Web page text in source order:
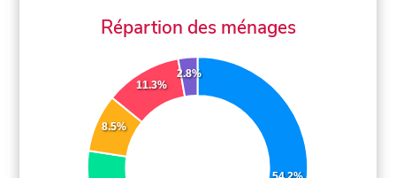
Répartion des ménages
8.5%
11.3%
2.8%